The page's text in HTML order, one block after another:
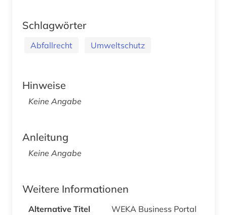
Schlagwörter
Abfallrecht Umweltschutz
Hinweise
Keine Angabe
Anleitung
Keine Angabe
Weitere Informationen
Alternative Titel
WEKA Business Portal